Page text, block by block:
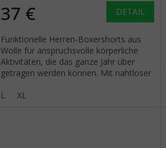
37 € DETAIL
Funktionelle Herren-Boxershorts aus
Wolle für anspruchsvolle körperliche
Aktivitäten, die das ganze Jahr über
getragen werden können. Mit nahtloser
L
XL